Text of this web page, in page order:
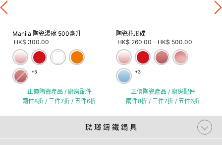
Manila 陶瓷湯碗 500毫升
HK$ 300.00
+5
正價陶瓷產品 / 廚房配件
兩件8折 / 三件7折 / 五件6折
陶瓷花形碟
HK$ 260.00 - HK$ 500.00
+3
正價陶瓷產品 / 廚房配件
兩件8折 / 三件7折 / 五件6折
琺 瑯 鑄 鐵 鍋 具